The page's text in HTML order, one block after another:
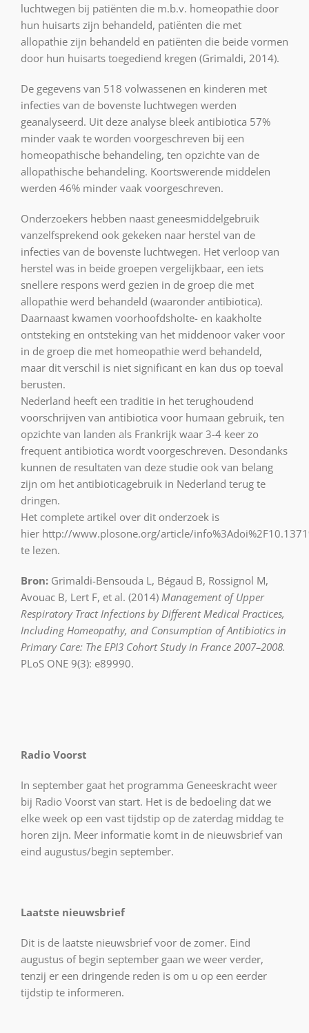
luchtwegen bij patiënten die m.b.v. homeopathie door
hun huisarts zijn behandeld, patiënten die met
allopathie zijn behandeld en patiënten die beide vormen
door hun huisarts toegediend kregen (Grimaldi, 2014).
De gegevens van 518 volwassenen en kinderen met
infecties van de bovenste luchtwegen werden
geanalyseerd. Uit deze analyse bleek antibiotica 57%
minder vaak te worden voorgeschreven bij een
homeopathische behandeling, ten opzichte van de
allopathische behandeling. Koortswerende middelen
werden 46% minder vaak voorgeschreven.
Onderzoekers hebben naast geneesmiddelgebruik
vanzelfsprekend ook gekeken naar herstel van de
infecties van de bovenste luchtwegen. Het verloop van
herstel was in beide groepen vergelijkbaar, een iets
snellere respons werd gezien in de groep die met
allopathie werd behandeld (waaronder antibiotica).
Daarnaast kwamen voorhoofdsholte- en kaakholte
ontsteking en ontsteking van het middenoor vaker voor
in de groep die met homeopathie werd behandeld,
maar dit verschil is niet significant en kan dus op toeval
berusten.
Nederland heeft een traditie in het terughoudend
voorschrijven van antibiotica voor humaan gebruik, ten
opzichte van landen als Frankrijk waar 3-4 keer zo
frequent antibiotica wordt voorgeschreven. Desondanks
kunnen de resultaten van deze studie ook van belang
zijn om het antibioticagebruik in Nederland terug te
dringen.
Het complete artikel over dit onderzoek is
hier http://www.plosone.org/article/
te lezen.
Bron: Grimaldi-Bensouda L, Bégaud B, Rossignol M,
Avouac B, Lert F, et al. (2014) Management of Upper
Respiratory Tract Infections by Different Medical Practices,
Including Homeopathy, and Consumption of Antibiotics in
Primary Care: The EPI3 Cohort Study in France 2007–2008.
PLoS ONE 9(3): e89990.
Radio Voorst
In september gaat het programma Geneeskracht weer
bij Radio Voorst van start. Het is de bedoeling dat we
elke week op een vast tijdstip op de zaterdag middag te
horen zijn. Meer informatie komt in de nieuwsbrief van
eind augustus/begin september.
Laatste nieuwsbrief
Dit is de laatste nieuwsbrief voor de zomer. Eind
augustus of begin september gaan we weer verder,
tenzij er een dringende reden is om u op een eerder
tijdstip te informeren.